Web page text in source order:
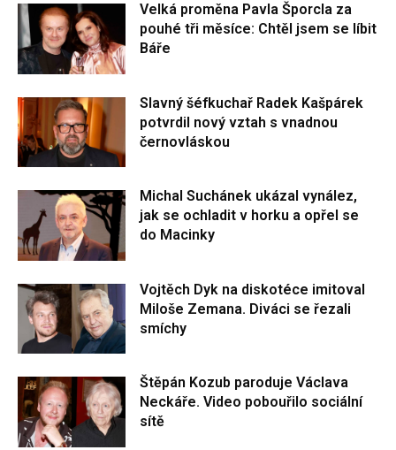
Velká proměna Pavla Šporcla za
pouhé tři měsíce: Chtěl jsem se líbit
Báře
Slavný šéfkuchař Radek Kašpárek
potvrdil nový vztah s vnadnou
černovláskou
Michal Suchánek ukázal vynález,
jak se ochladit v horku a opřel se
do Macinky
Vojtěch Dyk na diskotéce imitoval
Miloše Zemana. Diváci se řezali
smíchy
Štěpán Kozub paroduje Václava
Neckáře. Video pobouřilo sociální
sítě